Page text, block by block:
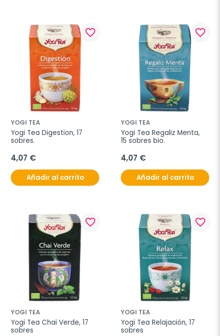
favorite_border
YOGI TEA
Yogi Tea Digestion, 17
sobres.
4,07 €
Añadir al carrito
favorite_border
YOGI TEA
Yogi Tea Regaliz Menta,
15 sobres bio.
4,07 €
Añadir al carrito
favorite_border
YOGI TEA
Yogi Tea Chai Verde, 17
sobres
favorite_border
YOGI TEA
Yogi Tea Relajación, 17
sobres